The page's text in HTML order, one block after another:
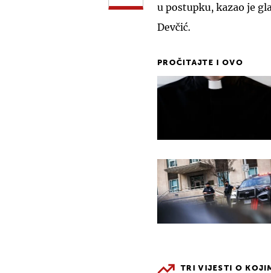
u postupku, kazao je
Devčić.
PROČITAJTE I OVO
TRI VIJESTI O